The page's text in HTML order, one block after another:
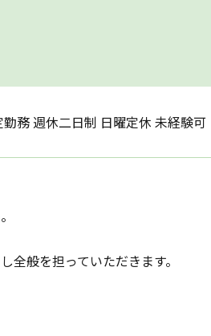
務 週休二日制 日曜定休 未経験可
般を担っていただきます。